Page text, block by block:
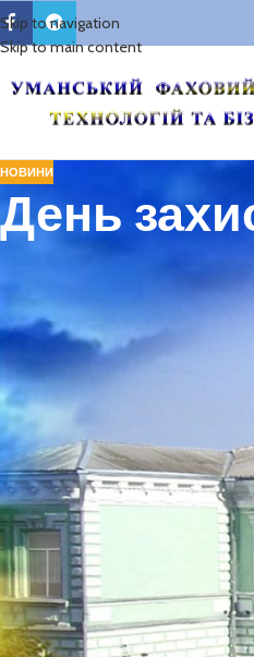
Skip to navigation
Skip to main content
НОВИНИ
День
День захисників і захисниць
Це свято набуло особливого
В цей день ми дякуємо тим, хто
пішли захищати Україну. Ми
що лікують рани наших захисників,
фронт. Ми вклоняємося всім і
та захисницям!